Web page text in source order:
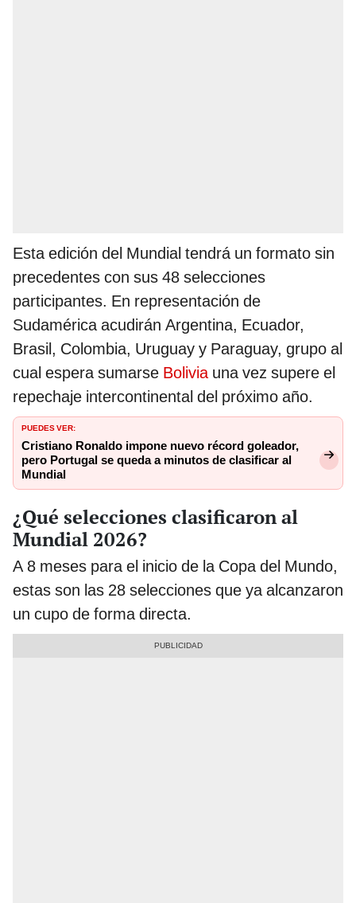
Esta edición del Mundial tendrá un formato sin
precedentes con sus 48 selecciones
participantes. En representación de
Sudamérica acudirán Argentina, Ecuador,
Brasil, Colombia, Uruguay y Paraguay, grupo al
cual espera sumarse Boliviauna vez supere el
repechaje intercontinental del próximo año.
PUEDES VER:
Cristiano Ronaldo impone nuevo récord goleador,
pero Portugal se queda a minutos de clasificar al
Mundial
¿Qué selecciones clasificaron al
Mundial 2026?
A 8 meses para el inicio de la Copa del Mundo,
estas son las 28 selecciones que ya alcanzaron
un cupo de forma directa.